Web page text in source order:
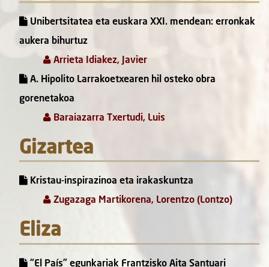
Unibertsitatea eta euskara XXI. mendean: erronkak
aukera bihurtuz
Arrieta Idiakez, Javier
A. Hipolito Larrakoetxearen hil osteko obra
gorenetakoa
Baraiazarra Txertudi, Luis
Gizartea
Kristau-inspirazinoa eta irakaskuntza
Zugazaga Martikorena, Lorentzo (Lontzo)
Eliza
“El País” egunkariak Frantzisko Aita Santuari